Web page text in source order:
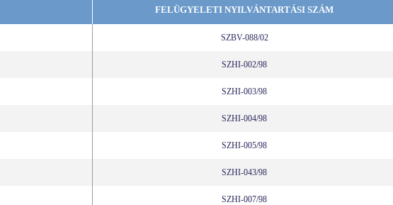
FELÜGYELETI NYILVÁNTARTÁSI SZÁM
SZBV-088/02
SZHI-002/98
SZHI-003/98
SZHI-004/98
SZHI-005/98
SZHI-043/98
SZHI-007/98